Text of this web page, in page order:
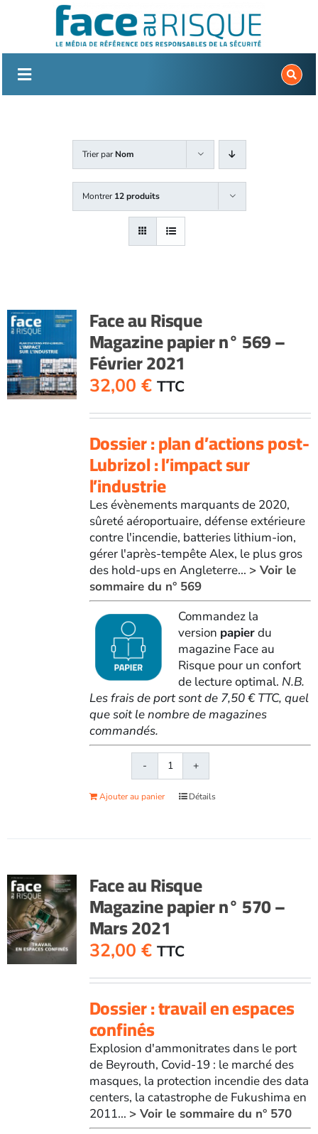
Trier parNom
Montrer12 produits
Face au Risque
Magazine papier n° 569 –
Février 2021
32,00 € TTC
Dossier : plan d’actions post-
Lubrizol : l’impact sur
l’industrie
Les évènements marquants de 2020,
sûreté aéroportuaire, défense extérieure
contre l'incendie, batteries lithium-ion,
gérer l'après-tempête Alex, le plus gros
des hold-ups en Angleterre... > Voir le
sommaire du n° 569
Commandez la
version papierdu
magazine Face au
Risque pour un confort
de lecture optimal. N.B.
Les frais de port sont de 7,50 € TTC, quel
que soit le nombre de magazines
commandés.
quantité
de
Face
569
-
Février
Ajouter au panier Détails
Face au Risque
Magazine papier n° 570 –
Mars 2021
32,00 € TTC
Dossier : travail en espaces
confinés
Explosion d'ammonitrates dans le port
de Beyrouth, Covid-19 : le marché des
masques, la protection incendie des data
centers, la catastrophe de Fukushima en
2011... > Voir le sommaire du n° 570